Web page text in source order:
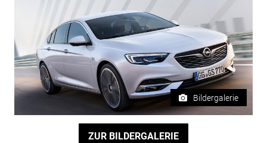
Bildergalerie
ZUR BILDERGALERIE